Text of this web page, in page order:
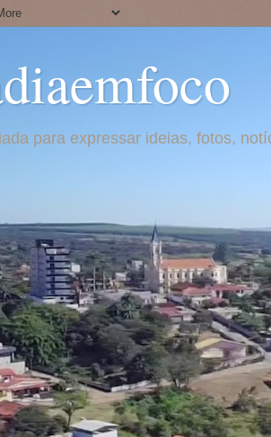
para expressar ideias, fotos,